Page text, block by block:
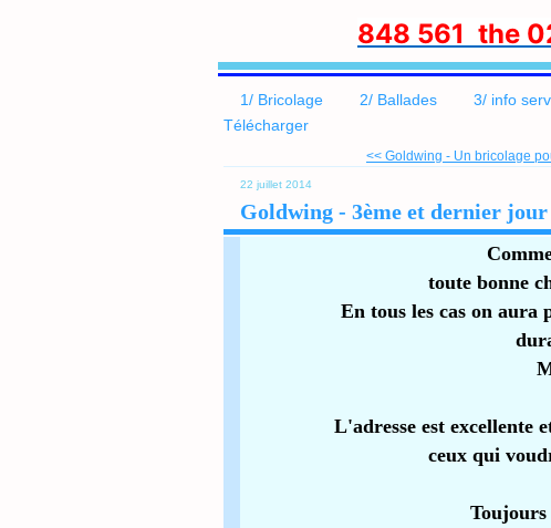
848 561 the
1/ Bricolage 2/ Ballades 3/ info
Télécharger
<< Goldwing - Un bricolage
22 juillet 2014
Goldwing - 3ème et dernier
toute bonne
En tous les cas on aura
L'adresse est excellente
ceux qui
Toujours